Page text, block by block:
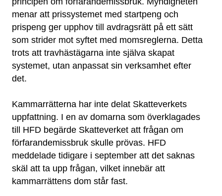
menar att prissystemet med startpeng och
prispeng ger upphov till avdragsrätt på ett sätt
som strider mot syftet med momsreglerna. Detta
trots att travhästägarna inte själva skapat
systemet, utan anpassat sin verksamhet efter
det.
Kammarrätterna har inte delat Skatteverkets
uppfattning. I en av domarna som överklagades
till HFD begärde Skatteverket att frågan om
förfarandemissbruk skulle prövas. HFD
meddelade tidigare i september att det saknas
skäl att ta upp frågan, vilket innebär att
kammarrättens dom står fast.